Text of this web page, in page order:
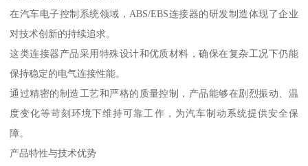
在汽车电子控制系统领域，ABS/EBS连接器的研发制造体现了企业
对技术创新的持续追求。
这类连接器产品采用特殊设计和优质材料，确保在复杂工况下仍能
保持稳定的电气连接性能。
通过精密的制造工艺和严格的质量控制，产品能够在剧烈振动、温
度变化等苛刻环境下维持可靠工作，为汽车制动系统提供安全保
障。
产品特性与技术优势